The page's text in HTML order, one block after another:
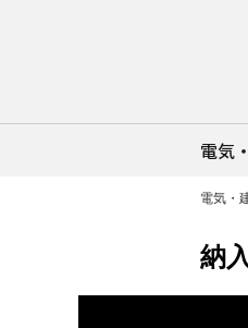
電気
電気・
納